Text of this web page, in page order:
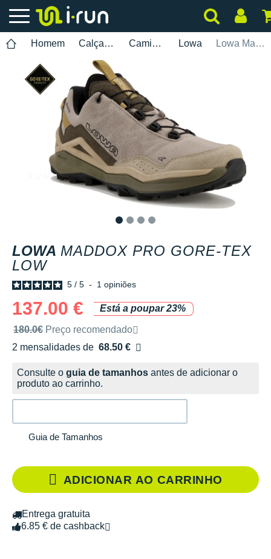
Homem Calçados Caminhada Lowa Lowa Maddox Pro Gore-Tex Low
LOWA MADDOX PRO GORE-TEX
LOW
5 / 5 - 1 opiniões
137.00 €
Está a poupar 23%
Preço de venda recomendado pela marca
180.0€ Preço recomendado
2 mensalidades de 68.50 €
sem custos
Consulte o guia de tamanhos antes de adicionar o
produto ao carrinho.
Guia de Tamanhos
ADICIONAR AO CARRINHO
Entrega gratuita
6.85 € de cashback